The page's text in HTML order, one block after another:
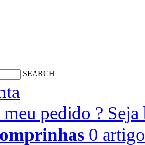
SEARCH
meu pedido ?
0